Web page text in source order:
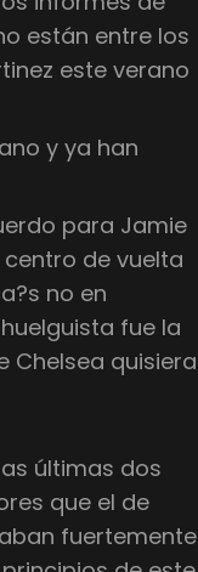
están entre los
este verano
y ya han
para Jamie
de vuelta
no en
fue la
Chelsea quisiera
últimas dos
que el de
fuertemente